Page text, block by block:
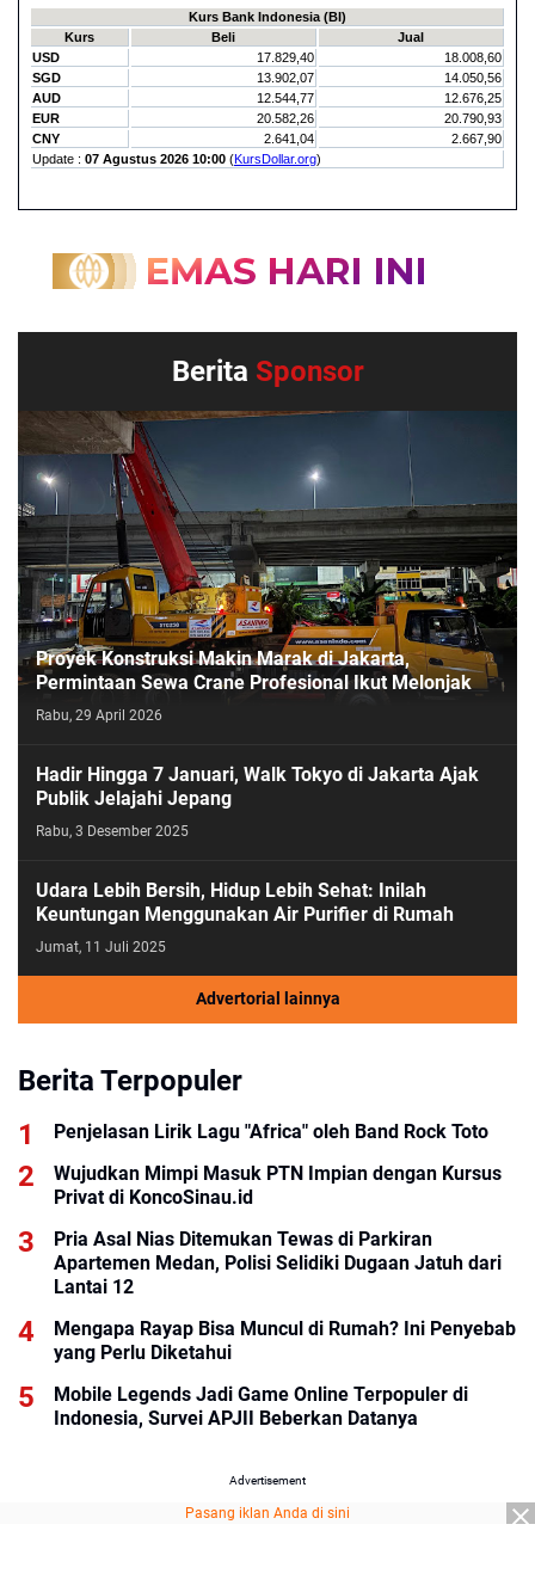
Berita Sponsor
Proyek Konstruksi Makin Marak di Jakarta,
Permintaan Sewa Crane Profesional Ikut Melonjak
Rabu, 29 April 2026
Hadir Hingga 7 Januari, Walk Tokyo di Jakarta Ajak
Publik Jelajahi Jepang
Rabu, 3 Desember 2025
Udara Lebih Bersih, Hidup Lebih Sehat: Inilah
Keuntungan Menggunakan Air Purifier di Rumah
Jumat, 11 Juli 2025
Advertorial lainnya
Berita Terpopuler
Penjelasan Lirik Lagu "Africa" oleh Band Rock Toto
Wujudkan Mimpi Masuk PTN Impian dengan Kursus
Privat di KoncoSinau.id
Pria Asal Nias Ditemukan Tewas di Parkiran
Apartemen Medan, Polisi Selidiki Dugaan Jatuh dari
Lantai 12
Mengapa Rayap Bisa Muncul di Rumah? Ini Penyebab
yang Perlu Diketahui
Mobile Legends Jadi Game Online Terpopuler di
Indonesia, Survei APJII Beberkan Datanya
Advertisement
Pasang iklan Anda di sini